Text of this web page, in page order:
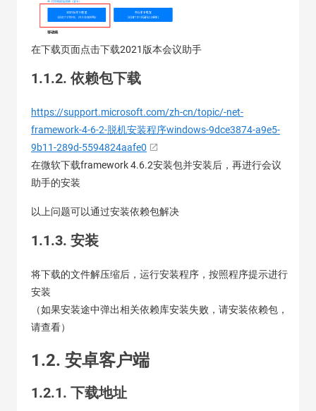
在下载页面点击下载2021版本会议助手
1.1.2. 依赖包下载
https://support.microsoft.com/zh-cn/topic/-net-
framework-4-6-2-脱机安装程序windows-9dce3874-a9e5-
9b11-289d-5594824aafe0
在微软下载framework 4.6.2安装包并安装后，再进行会议
助手的安装
以上问题可以通过安装依赖包解决
1.1.3. 安装
将下载的文件解压缩后，运行安装程序，按照程序提示进行
安装
（如果安装途中弹出相关依赖库安装失败，请安装依赖包，
请查看）
1.2. 安卓客户端
1.2.1. 下载地址